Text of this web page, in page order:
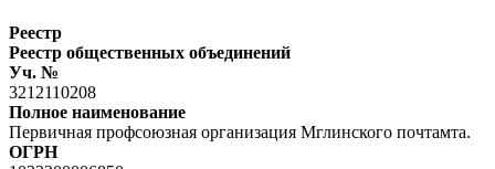
Реестр
Реестр общественных объединений
Уч. №
3212110208
Полное наименование
Первичная профсоюзная организация Мглинского почтамта.
ОГРН